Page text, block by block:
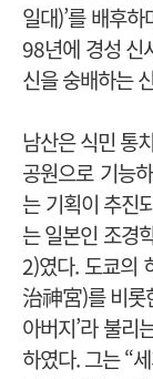
일대)’를 배후하
98년에 경성 신
신을 숭배하는
남산은 식민 통
공원으로 기능
는 기획이 추진
는 일본인 조경
2)였다. 도쿄의
治神宮)를 비롯
아버지’라 불리
하였다. 그는 “